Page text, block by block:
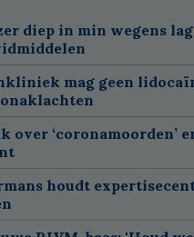
diep in min wegens
mag geen
over ‘coronamoorden’
houdt